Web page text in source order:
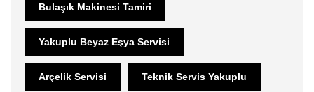
Bulaşık Makinesi Tamiri
Yakuplu Beyaz Eşya Servisi
Arçelik Servisi Teknik Servis Yakuplu